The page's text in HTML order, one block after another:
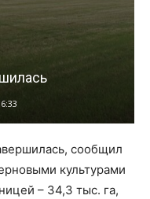
сообщил
культурами
– 34,3 тыс. га,